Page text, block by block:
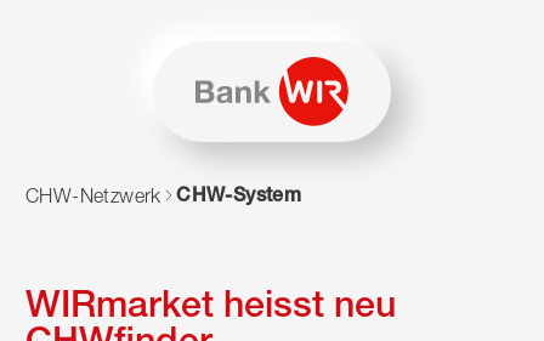
Zum Navigieren dieser Seite wird JavaScript benötigt.
CHW-Netzwerk CHW-System
WIRmarket heisst neu